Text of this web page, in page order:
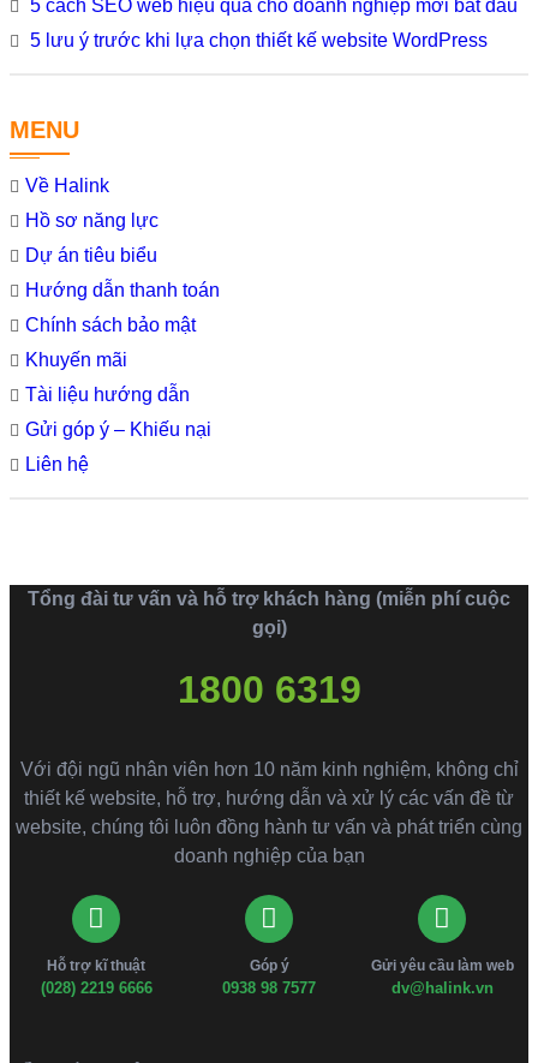
5 cách SEO web hiệu quả cho doanh nghiệp mới bắt đầu
5 lưu ý trước khi lựa chọn thiết kế website WordPress
MENU
Về Halink
Hồ sơ năng lực
Dự án tiêu biểu
Hướng dẫn thanh toán
Chính sách bảo mật
Khuyến mãi
Tài liệu hướng dẫn
Gửi góp ý – Khiếu nại
Liên hệ
Tổng đài tư vấn và hỗ trợ khách hàng (miễn phí cuộc
gọi)
1800 6319
Với đội ngũ nhân viên hơn 10 năm kinh nghiệm, không chỉ
thiết kế website, hỗ trợ, hướng dẫn và xử lý các vấn đề từ
website, chúng tôi luôn đồng hành tư vấn và phát triển cùng
doanh nghiệp của bạn
Hỗ trợ kĩ thuật
(028) 2219 6666
Góp ý
0938 98 7577
Gửi yêu cầu làm web
dv@halink.vn